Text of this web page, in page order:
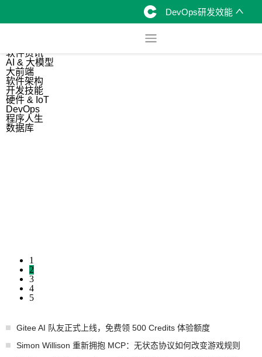
DevOps研发效能
软件资讯
AI & 大模型
大前端
软件架构
开发技能
硬件 & IoT
DevOps
程序人生
数据库
1
2
3
4
5
Gitee AI 队友正式上线，免费领 500 Credits 体验额度
Simon Willison 重新拥抱 MCP：无状态协议如何改变游戏规则